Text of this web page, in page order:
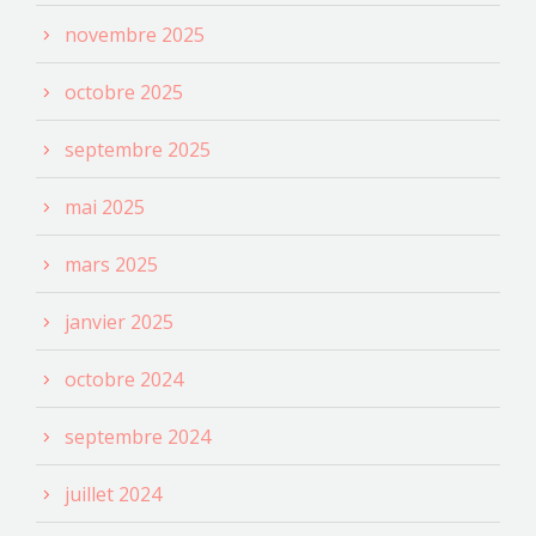
novembre 2025
octobre 2025
septembre 2025
mai 2025
mars 2025
janvier 2025
octobre 2024
septembre 2024
juillet 2024